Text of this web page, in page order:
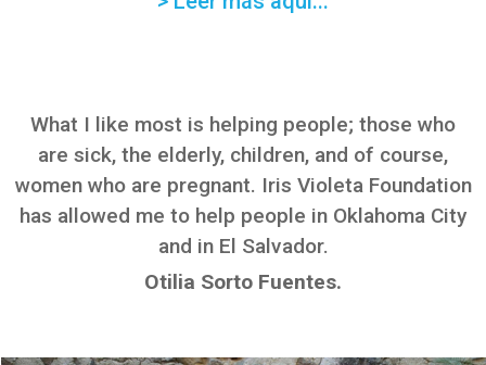
What I like most is helping people; those who
are sick, the elderly, children, and of course,
women who are pregnant. Iris Violeta Foundation
has allowed me to help people in Oklahoma City
and in El Salvador.
Otilia Sorto Fuentes.